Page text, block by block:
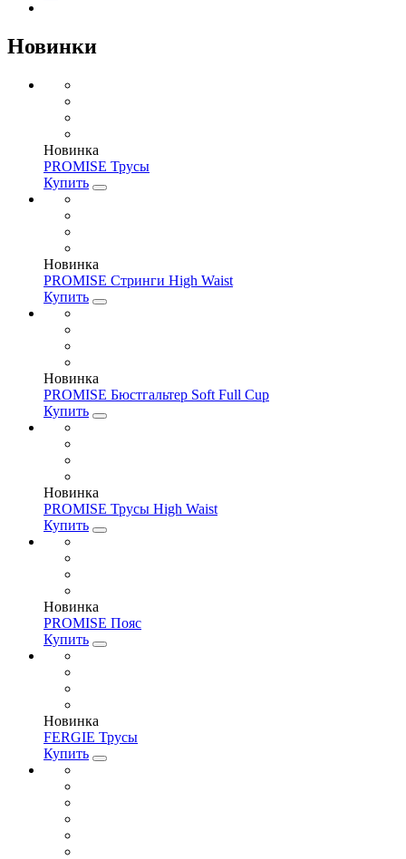
Новинки
Новинка
PROMISE Трусы
Купить
Новинка
PROMISE Стринги High Waist
Купить
Новинка
PROMISE Бюстгальтер Soft Full Cup
Купить
Новинка
PROMISE Трусы High Waist
Купить
Новинка
PROMISE Пояс
Купить
Новинка
FERGIE Трусы
Купить